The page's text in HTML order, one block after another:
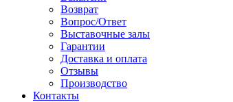
Возврат
Вопрос/Ответ
Выставочные залы
Гарантии
Доставка и оплата
Отзывы
Производство
Контакты